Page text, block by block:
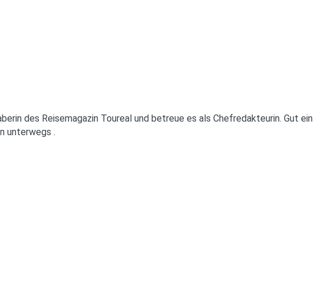
des Reisemagazin Toureal und betreue es als Chefredakteurin. Gut ein
unterwegs .